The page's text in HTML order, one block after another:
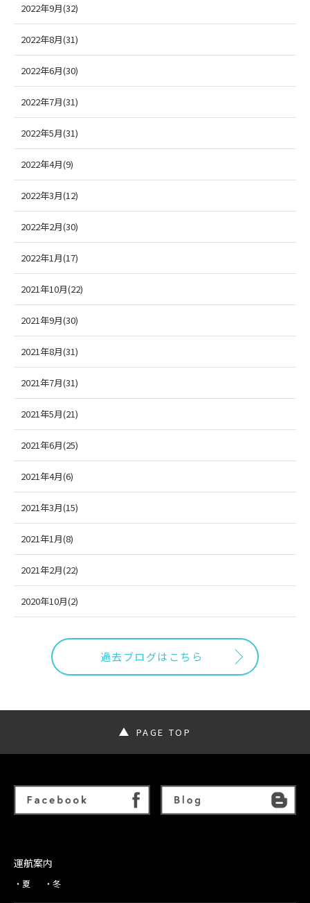
2022年9月(32)
2022年8月(31)
2022年6月(30)
2022年7月(31)
2022年5月(31)
2022年4月(9)
2022年3月(12)
2022年2月(30)
2022年1月(17)
2021年10月(22)
2021年9月(30)
2021年8月(31)
2021年7月(31)
2021年5月(21)
2021年6月(25)
2021年4月(6)
2021年3月(15)
2021年1月(8)
2021年2月(22)
2020年10月(2)
過去ブログはこちら
PAGE TOP
運航案内
夏 冬